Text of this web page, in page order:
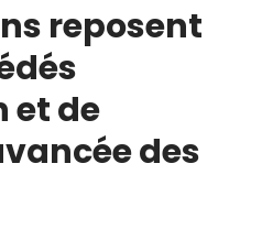
reposent
et de
des